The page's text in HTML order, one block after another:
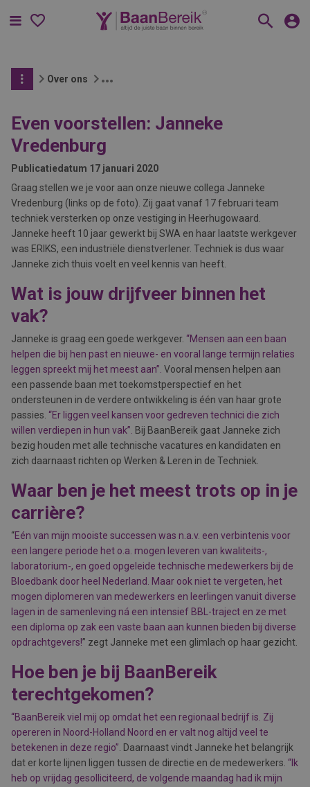
Menu
Over ons
Even voorstellen: Janneke
Vredenburg
Publicatiedatum 17 januari 2020
Graag stellen we je voor aan onze nieuwe collega Janneke
Vredenburg (links op de foto). Zij gaat vanaf 17 februari team
techniek versterken op onze vestiging in Heerhugowaard.
Janneke heeft 10 jaar gewerkt bij SWA en haar laatste werkgever
was ERIKS, een industriële dienstverlener. Techniek is dus waar
Janneke zich thuis voelt en veel kennis van heeft.
Wat is jouw drijfveer binnen het
vak?
Janneke is graag een goede werkgever. “Mensen aan een baan
helpen die bij hen past en nieuwe- en vooral lange termijn relaties
leggen spreekt mij het meest aan”. Vooral mensen helpen aan
een passende baan met toekomstperspectief en het
ondersteunen in de verdere ontwikkeling is één van haar grote
passies. “Er liggen veel kansen voor gedreven technici die zich
willen verdiepen in hun vak”. Bij BaanBereik gaat Janneke zich
bezig houden met alle technische vacatures en kandidaten en
zich daarnaast richten op Werken & Leren in de Techniek.
Waar ben je het meest trots op in je
carrière?
“Eén van mijn mooiste successen was n.a.v. een verbintenis voor
een langere periode het o.a. mogen leveren van kwaliteits-,
laboratorium-, en goed opgeleide technische medewerkers bij de
Bloedbank door heel Nederland. Maar ook niet te vergeten, het
mogen diplomeren van medewerkers en leerlingen vanuit diverse
lagen in de samenleving ná een intensief BBL-traject en ze met
een diploma op zak een vaste baan aan kunnen bieden bij diverse
opdrachtgevers!” zegt Janneke met een glimlach op haar gezicht.
Hoe ben je bij BaanBereik
terechtgekomen?
“BaanBereik viel mij op omdat het een regionaal bedrijf is. Zij
opereren in Noord-Holland Noord en er valt nog altijd veel te
betekenen in deze regio” . Daarnaast vindt Janneke het belangrijk
dat er korte lijnen liggen tussen de directie en de medewerkers. “Ik
heb op vrijdag gesolliciteerd, de volgende maandag had ik mijn